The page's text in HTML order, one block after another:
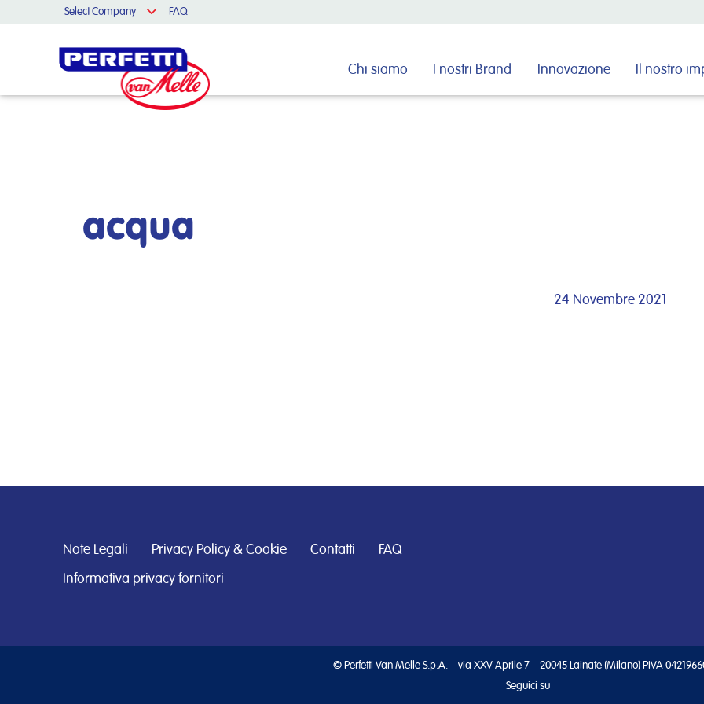
Select Company FAQ
Chi siamo I nostri Brand Innovazione Il nostro
Cerca nel sito
acqua
24 Novembre 2021
Note Legali Privacy Policy & Cookie Contatti FAQ
Informativa privacy fornitori
© Perfetti Van Melle S.p.A. – via XXV Aprile 7 – 20045 Lainate (Milano) PIVA
Seguici su